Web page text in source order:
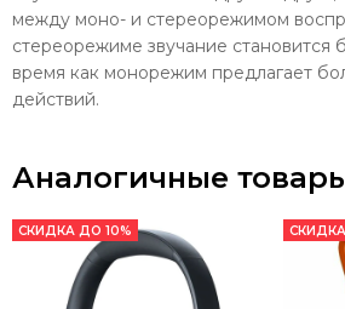
между моно- и стереорежимом
стереорежиме звучание становится
время как монорежим предлагает
действий.
Аналогичные
СКИДКА ДО 10%